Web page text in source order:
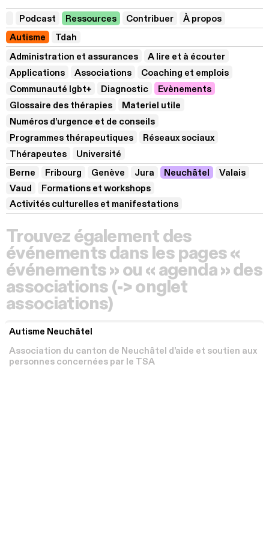
Podcast Ressources Contribuer
À propos
Autisme
Tdah
Administration et assurances
A lire et à écouter
Applications
Associations
Coaching et emplois
Communauté lgbt+
Diagnostic
Evènements
Glossaire des thérapies
Materiel utile
Numéros d’urgence et de conseils
Programmes thérapeutiques
Réseaux sociaux
Thérapeutes
Université
Berne
Fribourg Genève Jura Neuchâtel
Valais
Vaud
Formations et workshops
Activités culturelles et manifestations
Trouvez également des
événements dans les pages «
événements » ou « agenda » des
associations (-> onglet
associations)
Autisme Neuchâtel
Association du canton de Neuchâtel d’aide et soutien aux
personnes concernées par le TSA